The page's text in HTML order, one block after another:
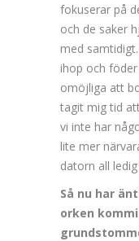
fokuserar på
och de saker
med
ihop och
omöjliga att
tagit mig tid
vi inte har
lite mer
datorn all
Så nu har
orken